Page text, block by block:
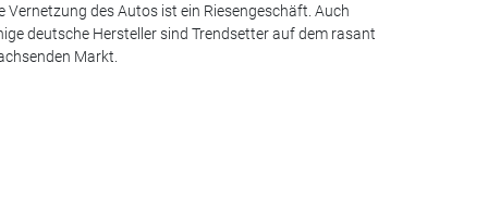
Vernetzung des Autos ist ein Riesengeschäft. Auch
deutsche Hersteller sind Trendsetter auf dem rasant
Markt.